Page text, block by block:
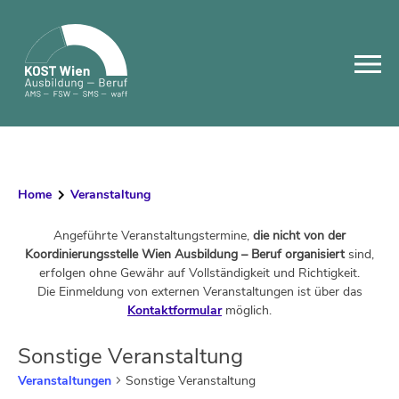
content
Home Veranstaltung
Angeführte Veranstaltungstermine, die nicht von der
Koordinierungsstelle Wien Ausbildung – Beruf organisiertsind,
erfolgen ohne Gewähr auf Vollständigkeit und Richtigkeit.
Die Einmeldung von externen Veranstaltungen ist über das
Kontaktformularmöglich.
Sonstige Veranstaltung
Veranstaltungen Sonstige Veranstaltung